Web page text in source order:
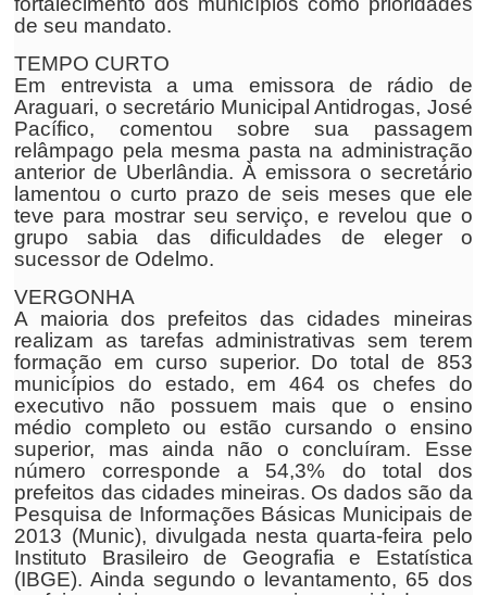
de seu mandato.
TEMPO CURTO
Em entrevista a uma emissora de rádio de
Araguari, o secretário Municipal Antidrogas, José
Pacífico, comentou sobre sua passagem
relâmpago pela mesma pasta na administração
anterior de Uberlândia. À emissora o secretário
lamentou o curto prazo de seis meses que ele
teve para mostrar seu serviço, e revelou que o
grupo sabia das dificuldades de eleger o
sucessor de Odelmo.
VERGONHA
A maioria dos prefeitos das cidades mineiras
realizam as tarefas administrativas sem terem
formação em curso superior. Do total de 853
municípios do estado, em 464 os chefes do
executivo não possuem mais que o ensino
médio completo ou estão cursando o ensino
superior, mas ainda não o concluíram. Esse
número corresponde a 54,3% do total dos
prefeitos das cidades mineiras. Os dados são da
Pesquisa de Informações Básicas Municipais de
2013 (Munic), divulgada nesta quarta-feira pelo
Instituto Brasileiro de Geografia e Estatística
(IBGE). Ainda segundo o levantamento, 65 dos